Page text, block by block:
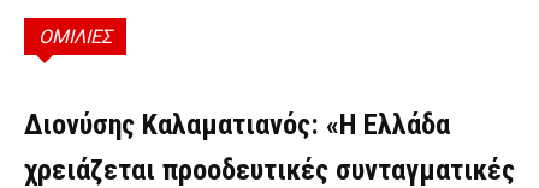
ΟΜΙΛΙΕΣ
ΟΜΙΛΊΕΣ
Διονύσης Καλαματιανός: «Η Ελλάδα
χρειάζεται προοδευτικές συνταγματικές